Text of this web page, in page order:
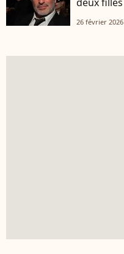
26 février 2026